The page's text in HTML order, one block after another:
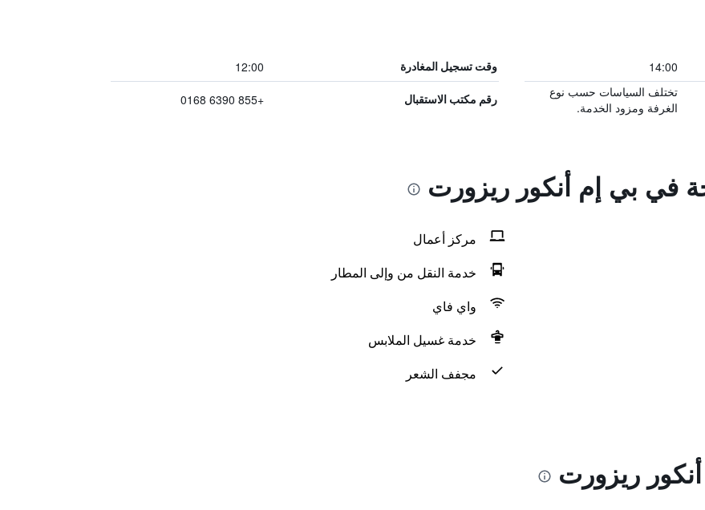
14:00 وقت تسجيل المغادرة 12:00
تختلف السياسات حسب نوع
الغرفة ومزود الخدمة.
رقم مكتب الاستقبال +855 6390 0168
في بي إم أنكور ريزورت
مركز أعمال
خدمة النقل من وإلى المطار
واي فاي
خدمة غسيل الملابس
مجفف الشعر
ريزورت